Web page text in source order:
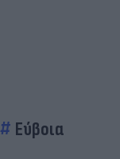
Εύβοια